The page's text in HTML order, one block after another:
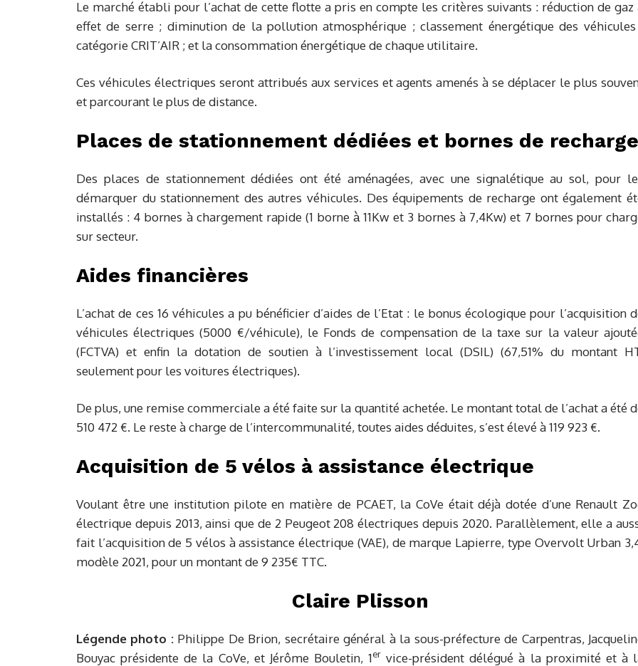
Le marché établi pour l’achat de cette flotte a pris en compte les critères suivants : réduction de gaz
effet de serre ; diminution de la pollution atmosphérique ; classement énergétique des
catégorie CRIT’AIR ; et la consommation énergétique de chaque utilitaire.
Ces véhicules électriques seront attribués aux services et agents amenés à se déplacer le plus
et parcourant le plus de distance.
Places de stationnement dédiées et bornes de recharge
Des places de stationnement dédiées ont été aménagées, avec une signalétique au sol, pour
démarquer du stationnement des autres véhicules. Des équipements de recharge ont également
installés : 4 bornes à chargement rapide (1 borne à̀ 11Kw et 3 bornes à 7,4Kw) et 7 bornes pour
sur secteur.
Aides financières
L’achat de ces 16 véhicules a pu bénéficier d’aides de l’Etat : le bonus écologique pour l’acquisition
véhicules électriques (5000 €/véhicule), le Fonds de compensation de la taxe sur la valeur
(FCTVA) et enfin la dotation de soutien à l’investissement local (DSIL) (67,51% du montant
seulement pour les voitures électriques).
De plus, une remise commerciale a été faite sur la quantité achetée. Le montant total de l’achat a été
510 472 €. Le reste à charge de l’intercommunalité, toutes aides déduites, s’est élevé à 119 923 €.
Acquisition de 5 vélos à assistance électrique
Voulant être une institution pilote en matière de PCAET, la CoVe était déjà dotée d’une Renault
électrique depuis 2013, ainsi que de 2 Peugeot 208 électriques depuis 2020. Parallèlement, elle a
fait l’acquisition de 5 vélos à assistance électrique (VAE), de marque Lapierre, type Overvolt Urban
modèle 2021, pour un montant de 9 235€ TTC.
Claire Plisson
Légende photo :Philippe De Brion, secrétaire général à la sous-préfecture de Carpentras,
Bouyac présidente de la CoVe, et Jérôme Bouletin, 1er vice-président délégué à la proximité et à